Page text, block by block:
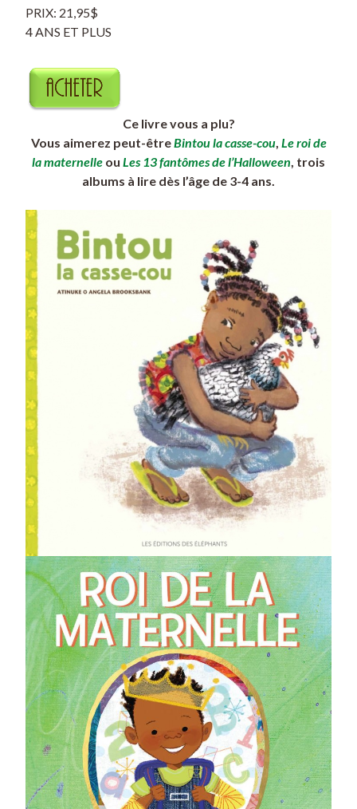
PRIX: 21,95$
4 ANS ET PLUS
Ce livre vous a plu?
Vous aimerez peut-êtreBintou la casse-cou, Le roi de
la maternelle ou Les 13 fantômes de l’Halloween, trois
albums à lire dès l’âge de 3-4 ans.